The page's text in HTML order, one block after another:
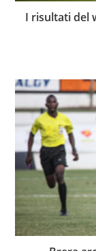
I risultati del